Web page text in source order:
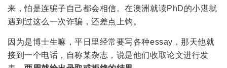
来，怕是连骗子自己都会相信。在澳洲就读PhD的小湛就
遇到过这么一次诈骗，还差点上钩。
因为是博士生嘛，平日里经常要写各种essay，那天他就
接到一个电话，自称某杂志，说是他们收取论文进行发